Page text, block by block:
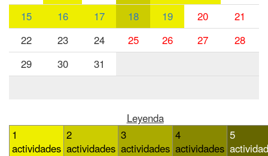
15
16 17 18 19 20
21
22
23 24 25 26 27
28
29
30 31
Leyenda
1
actividades
2
actividades
3
actividades
4
actividades
5